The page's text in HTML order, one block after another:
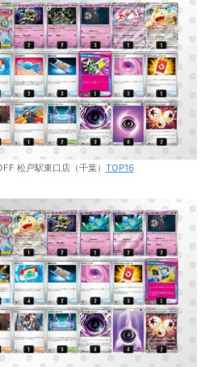
松戸駅東口店（千葉） TOP16